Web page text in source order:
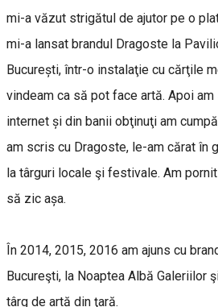
mi-a văzut strigătul de ajutor pe o
mi-a lansat brandul Dragoste la
București, într-o instalaţie cu cărţile
vindeam ca să pot face artă. Apoi
internet și din banii obţinuţi am
am scris cu Dragoste, le-am cărat în
la târguri locale şi festivale. Am
să zic așa.
În 2014, 2015, 2016 am ajuns cu
Bucureşti, la Noaptea Albă Galeriilor
târg de artă din ţară.